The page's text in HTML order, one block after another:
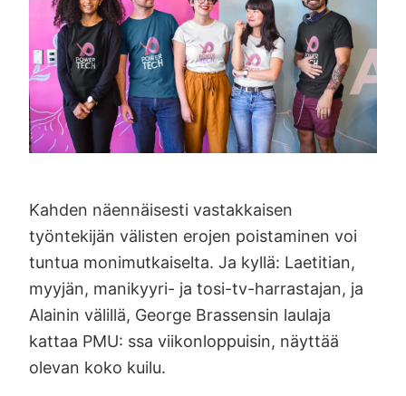
Kahden näennäisesti vastakkaisen
työntekijän välisten erojen poistaminen voi
tuntua monimutkaiselta. Ja kyllä: Laetitian,
myyjän, manikyyri- ja tosi-tv-harrastajan, ja
Alainin välillä, George Brassensin laulaja
kattaa PMU: ssa viikonloppuisin, näyttää
olevan koko kuilu.